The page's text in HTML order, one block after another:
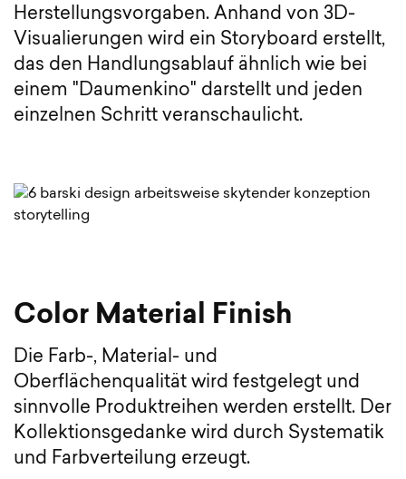
Herstellungsvorgaben. Anhand von 3D-
Visualierungen wird ein Storyboard erstellt,
das den Handlungsablauf ähnlich wie bei
einem "Daumenkino" darstellt und jeden
einzelnen Schritt veranschaulicht.
Color Material Finish
Die Farb-, Material- und
Oberflächenqualität wird festgelegt und
sinnvolle Produktreihen werden erstellt. Der
Kollektionsgedanke wird durch Systematik
und Farbverteilung erzeugt.